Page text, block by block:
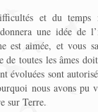
et du temps
une idée de
est aimée, et vous
toutes les âmes
évoluées sont
nous avons pu
sur Terre.